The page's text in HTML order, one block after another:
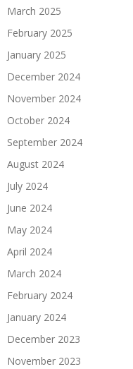
March 2025
February 2025
January 2025
December 2024
November 2024
October 2024
September 2024
August 2024
July 2024
June 2024
May 2024
April 2024
March 2024
February 2024
January 2024
December 2023
November 2023